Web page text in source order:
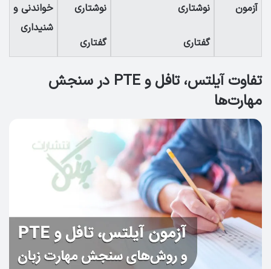
آزمون
نوشتاری
گفتاری
نوشتاری
گفتاری
خواندنی و
شنیداری
تفاوت آیلتس، تافل و PTE در سنجش
مهارت‌ها